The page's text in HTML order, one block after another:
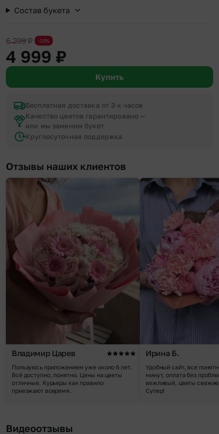
Состав букета
6 299₽ -20%
4 999 ₽
Купить
Бесплатная доставка от 3-х часов
Качество цветов гарантировано —
или мы заменим букет
Круглосуточная поддержка
Отзывы наших клиентов
Владимир Царев
Пользуюсь приложением уже около 6 лет.
Всё доступно, понятно. Цены на цветы
отличные. Курьеры как правило
приезжают вовремя.
Ирина Б.
Удобный сайт, все
минут, оплата без
вежливый, цветы
Супер!
Видеоотзывы